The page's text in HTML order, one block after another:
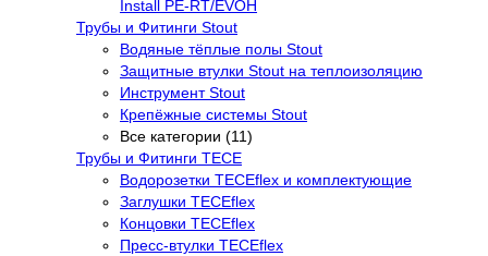
Install PE-RT/EVOH
Трубы и Фитинги Stout
Водяные тёплые полы Stout
Защитные втулки Stout на теплоизоляцию
Инструмент Stout
Крепёжные системы Stout
Все категории (11)
Трубы и Фитинги TECE
Водорозетки TECEflex и комплектующие
Заглушки TECEflex
Концовки TECEflex
Пресс-втулки TECEflex